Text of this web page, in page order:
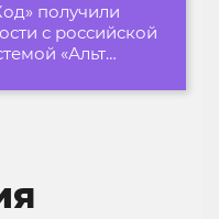
получили
с российской
«Альт